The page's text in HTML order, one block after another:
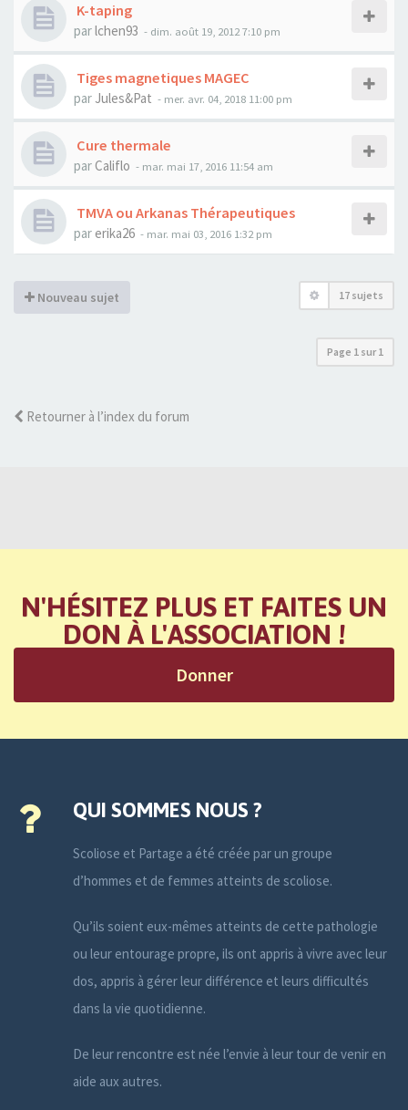
K-taping
parlchen93 - dim. août 19, 2012 7:10 pm
Tiges magnetiques MAGEC
par Jules&Pat - mer. avr. 04, 2018 11:00 pm
Cure thermale
par Califlo - mar. mai 17, 2016 11:54 am
TMVA ou Arkanas Thérapeutiques
par erika26 - mar. mai 03, 2016 1:32 pm
Nouveau sujet 17 sujets
Page 1 sur1
Retourner à l’index du forum
N'HÉSITEZ PLUS ET FAITES UN
DON À L'ASSOCIATION !
Donner
QUI SOMMES NOUS ?
Scoliose et Partage a été créée par un groupe
d’hommes et de femmes atteints de scoliose.
Qu’ils soient eux-mêmes atteints de cette pathologie
ou leur entourage propre, ils ont appris à vivre avec leur
dos, appris à gérer leur différence et leurs difficultés
dans la vie quotidienne.
De leur rencontre est née l’envie à leur tour de venir en
aide aux autres.